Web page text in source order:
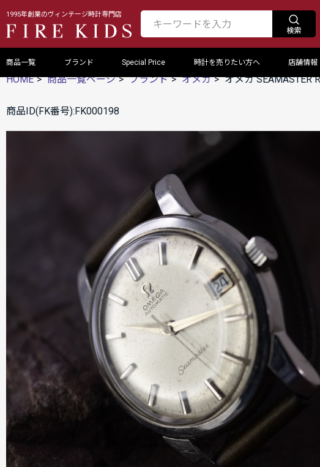
1995年創業のヴィンテージ時計専門店
商品一覧 ブランド Special Price 時計を売りたい方へ 店舗情報
HOME 商品一覧ページ ブランド オメガ オメガ SEAMASTER
商品ID(FK番号):FK000198